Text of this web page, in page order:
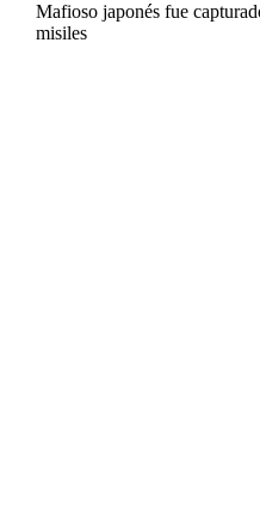
Mafioso japonés fue
misiles